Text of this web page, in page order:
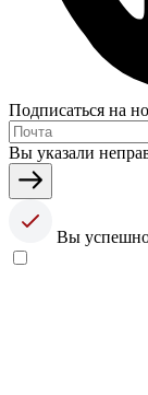
Подписаться на
Вы указали
Вы успешно